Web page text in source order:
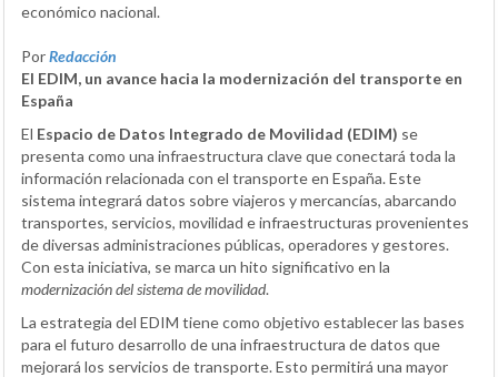
económico nacional.
PorRedacción
El EDIM, un avance hacia la modernización del transporte en
España
El Espacio de Datos Integrado de Movilidad (EDIM) se
presenta como una infraestructura clave que conectará toda la
información relacionada con el transporte en España. Este
sistema integrará datos sobre viajeros y mercancías, abarcando
transportes, servicios, movilidad e infraestructuras provenientes
de diversas administraciones públicas, operadores y gestores.
Con esta iniciativa, se marca un hito significativo en la
modernización del sistema de movilidad.
La estrategia del EDIM tiene como objetivo establecer las bases
para el futuro desarrollo de una infraestructura de datos que
mejorará los servicios de transporte. Esto permitirá una mayor